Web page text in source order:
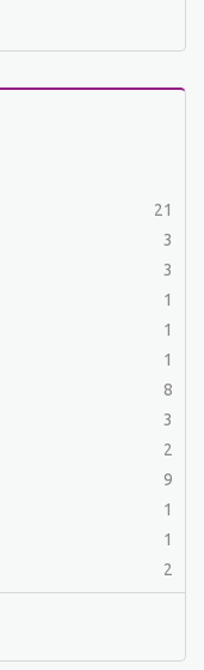
25
5
21
3
3
1
1
1
8
3
2
9
1
1
2
1
1